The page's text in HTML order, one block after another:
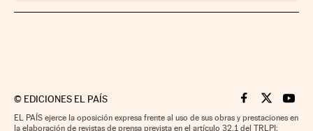
© EDICIONES EL PAÍS Cinco Días en
Cinco Días
Cinco
EL PAÍS ejerce la oposición expresa frente al uso de sus obras y prestaciones en
la elaboración de revistas de prensa prevista en el artículo 32.1 del TRLPI;